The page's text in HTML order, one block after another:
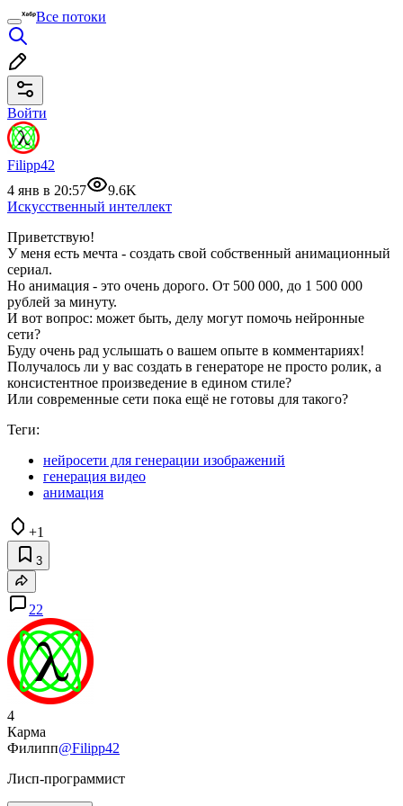
Все потоки
Войти
Filipp42
4 янв в 20:57
9.6K
Искусственный интеллект
Приветствую!
У меня есть мечта - создать свой собственный анимационный
сериал.
Но анимация - это очень дорого. От 500 000, до 1 500 000
рублей за минуту.
И вот вопрос: может быть, делу могут помочь нейронные
сети?
Буду очень рад услышать о вашем опыте в комментариях!
Получалось ли у вас создать в генераторе не просто ролик, а
консистентное произведение в едином стиле?
Или современные сети пока ещё не готовы для такого?
Теги:
нейросети для генерации изображений
генерация видео
анимация
+1
3
22
4
Карма
Филипп@Filipp42
Лисп-программист